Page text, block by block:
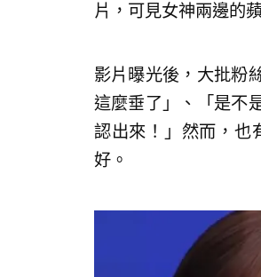
片，可見女神兩邊的
影片曝光後，大批粉
這麼垂了」、「是不
認出來！」然而，也
好。